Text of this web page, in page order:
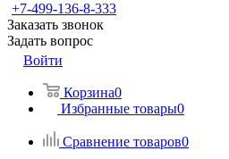
+7-499-136-8-333
Заказать звонок
Задать вопрос
Войти
Корзина0
Избранные товары0
Сравнение товаров0